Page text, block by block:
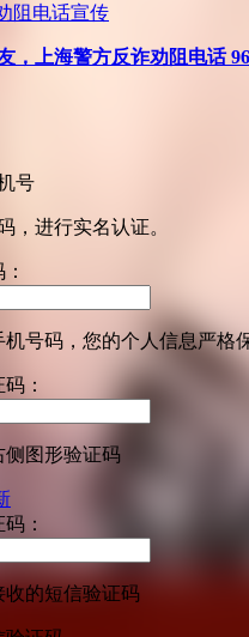
阻电话宣传
，上海警方反诈劝阻电话
号
，进行实名认证。
机号码，您的个人信息严格
：
侧图形验证码
：
收的短信验证码